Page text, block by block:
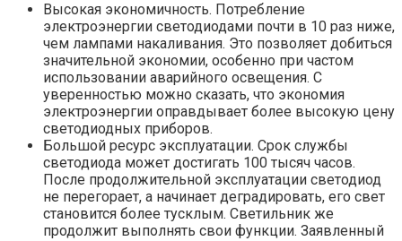
Высокая экономичность. Потребление
электроэнергии светодиодами почти в 10 раз ниже,
чем лампами накаливания. Это позволяет добиться
значительной экономии, особенно при частом
использовании аварийного освещения. С
уверенностью можно сказать, что экономия
электроэнергии оправдывает более высокую цену
светодиодных приборов.
Большой ресурс эксплуатации. Срок службы
светодиода может достигать 100 тысяч часов.
После продолжительной эксплуатации светодиод
не перегорает, а начинает деградировать, его свет
становится более тусклым. Светильник же
продолжит выполнять свои функции. Заявленный